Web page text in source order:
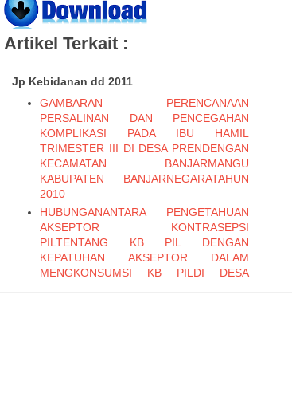
Artikel Terkait :
Jp Kebidanan dd 2011
GAMBARAN PERENCANAAN
PERSALINAN DAN PENCEGAHAN
KOMPLIKASI PADA IBU HAMIL
TRIMESTER III DI DESA PRENDENGAN
KECAMATAN BANJARMANGU
KABUPATEN BANJARNEGARATAHUN
2010
HUBUNGANANTARA PENGETAHUAN
AKSEPTOR KONTRASEPSI
PILTENTANG KB PIL DENGAN
KEPATUHAN AKSEPTOR DALAM
MENGKONSUMSI KB PILDI DESA